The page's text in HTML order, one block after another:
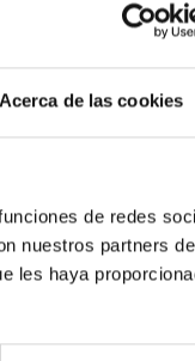
Acerca de las cookies
de redes
nuestros partners de
les haya
en
venta